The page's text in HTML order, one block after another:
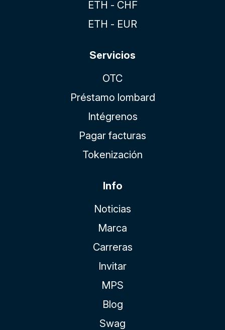
ETH - CHF
ETH - EUR
Servicios
OTC
Préstamo lombard
Intégrenos
Pagar facturas
Tokenización
Info
Noticias
Marca
Carreras
Invitar
MPS
Blog
Swag